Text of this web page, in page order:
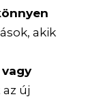
akik
új